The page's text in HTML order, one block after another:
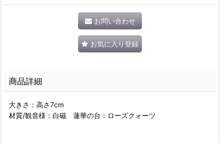
お問い合わせ
お気に入り登録
商品詳細
大きさ：高さ7cm
材質/観音様：白磁 蓮華の台：ローズクォーツ